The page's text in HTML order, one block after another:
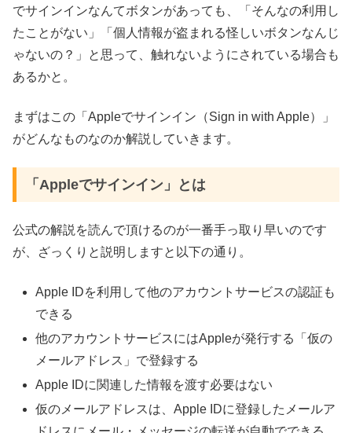
でサインインなんてボタンがあっても、「そんなの利用し
たことがない」「個人情報が盗まれる怪しいボタンなんじ
ゃないの？」と思って、触れないようにされている場合も
あるかと。
まずはこの「Appleでサインイン（Sign in with Apple）」
がどんなものなのか解説していきます。
「Appleでサインイン」とは
公式の解説を読んで頂けるのが一番手っ取り早いのです
が、ざっくりと説明しますと以下の通り。
Apple IDを利用して他のアカウントサービスの認証も
できる
他のアカウントサービスにはAppleが発行する「仮の
メールアドレス」で登録する
Apple IDに関連した情報を渡す必要はない
仮のメールアドレスは、Apple IDに登録したメールア